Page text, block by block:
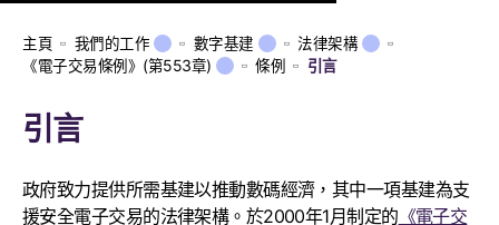
主頁 我們的工作 數字基建
法律架構
《電子交易條例》(第553章)
條例 引言
引言
政府致力提供所需基建以推動數碼經濟，其中一項基建為支
援安全電子交易的法律架構。於2000年1月制定的 《電子交